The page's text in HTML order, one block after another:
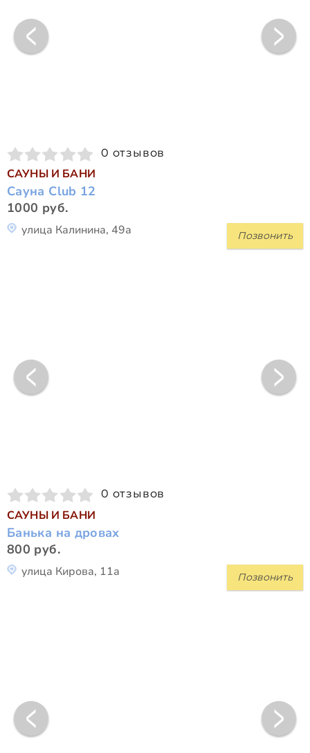
0 отзывов
САУНЫ И БАНИ
Сауна Club 12
1000 руб.
Позвонить
улица Калинина, 49а
0 отзывов
САУНЫ И БАНИ
Банька на дровах
800 руб.
Позвонить
улица Кирова, 11а